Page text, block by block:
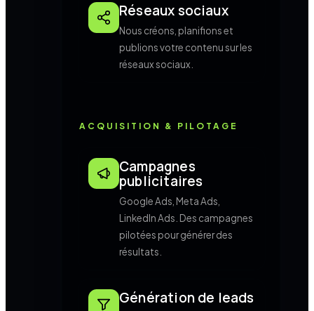
Réseaux sociaux
Nous créons, planifions et
publions votre contenu sur les
réseaux sociaux.
ACQUISITION & PILOTAGE
Campagnes
publicitaires
Google Ads, Meta Ads,
LinkedIn Ads. Des campagnes
pilotées pour générer des
résultats.
Génération de leads